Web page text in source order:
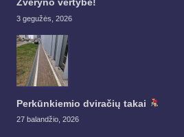
Žvėryno vertybė!
3 gegužės, 2026
Perkūnkiemio dviračių takai
27 balandžio, 2026